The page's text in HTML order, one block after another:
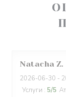
Natacha Z
2026-06-30 -
Услуги : 5/5